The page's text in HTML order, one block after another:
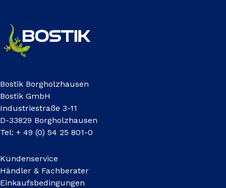
Bostik Borgholzhausen
Bostik GmbH
Industriestraße 3-11
D-33829 Borgholzhausen
Tel: + 49 (0) 54 25 801-0
Kundenservice
Händler & Fachberater
Einkaufsbedingungen